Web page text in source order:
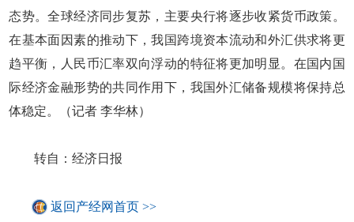
态势。全球经济同步复苏，主要央行将逐步收紧货币政策。
在基本面因素的推动下，我国跨境资本流动和外汇供求将更
趋平衡，人民币汇率双向浮动的特征将更加明显。在国内国
际经济金融形势的共同作用下，我国外汇储备规模将保持总
体稳定。（记者 李华林）
转自：经济日报
返回产经网首页 >>